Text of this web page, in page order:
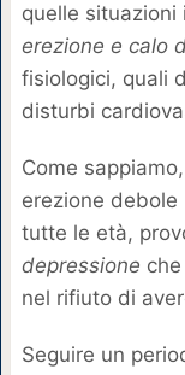
quelle situazioni
erezione e calo
fisiologici, quali
disturbi
Come
erezione debole
tutte le età,
depressione
nel rifiuto di
Seguire un